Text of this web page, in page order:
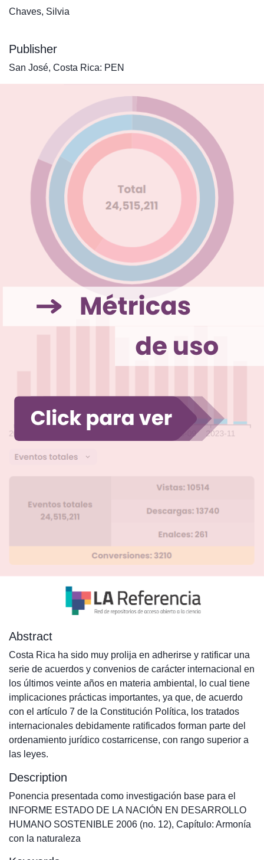
Chaves, Silvia
Publisher
San José, Costa Rica: PEN
Abstract
Costa Rica ha sido muy prolija en adherirse y ratificar una
serie de acuerdos y convenios de carácter internacional en
los últimos veinte años en materia ambiental, lo cual tiene
implicaciones prácticas importantes, ya que, de acuerdo
con el artículo 7 de la Constitución Política, los tratados
internacionales debidamente ratificados forman parte del
ordenamiento jurídico costarricense, con rango superior a
las leyes.
Description
Ponencia presentada como investigación base para el
INFORME ESTADO DE LA NACIÓN EN DESARROLLO
HUMANO SOSTENIBLE 2006 (no. 12), Capítulo: Armonía
con la naturaleza